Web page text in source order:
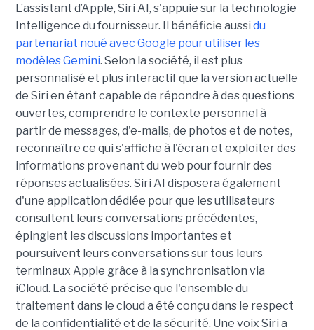
L’assistant d’Apple, Siri AI, s'appuie sur la technologie
Intelligence du fournisseur. Il bénéficie aussi du
partenariat noué avec Google pour utiliser les
modèles Gemini. Selon la société, il est plus
personnalisé et plus interactif que la version actuelle
de Siri en étant capable de répondre à des questions
ouvertes, comprendre le contexte personnel à
partir de messages, d'e-mails, de photos et de notes,
reconnaître ce qui s'affiche à l'écran et exploiter des
informations provenant du web pour fournir des
réponses actualisées. Siri AI disposera également
d'une application dédiée pour que les utilisateurs
consultent leurs conversations précédentes,
épinglent les discussions importantes et
poursuivent leurs conversations sur tous leurs
terminaux Apple grâce à la synchronisation via
iCloud. La société précise que l'ensemble du
traitement dans le cloud a été conçu dans le respect
de la confidentialité et de la sécurité. Une voix Siri a